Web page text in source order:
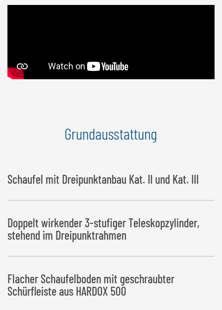
Grundausstattung
Schaufel mit Dreipunktanbau Kat. II und Kat. III
Doppelt wirkender 3-stufiger Teleskopzylinder,
stehend im Dreipunktrahmen
Flacher Schaufelboden mit geschraubter
Schürfleiste aus HARDOX 500